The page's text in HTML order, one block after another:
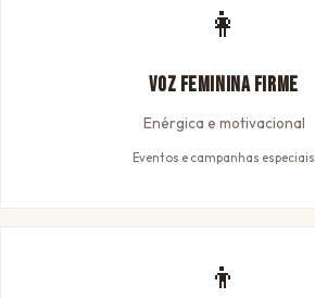
👩
Voz Feminina Firme
Enérgica e motivacional
Eventos e campanhas especiais
👦